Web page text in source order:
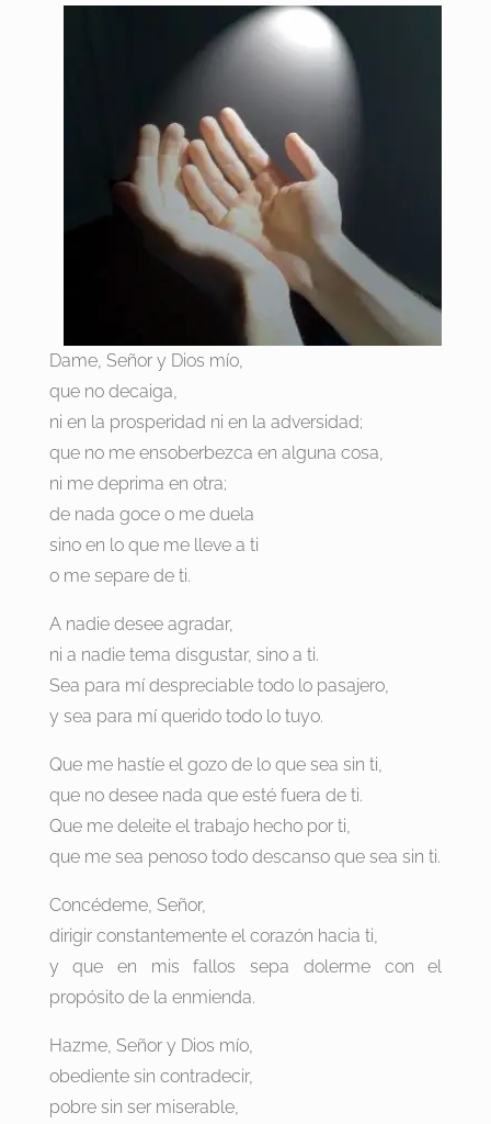
Dame, Señor y Dios mío,
que no decaiga,
ni en la prosperidad ni en la adversidad;
que no me ensoberbezca en alguna cosa,
ni me deprima en otra;
de nada goce o me duela
sino en lo que me lleve a ti
o me separe de ti.
A nadie desee agradar,
ni a nadie tema disgustar, sino a ti.
Sea para mí despreciable todo lo pasajero,
y sea para mí querido todo lo tuyo.
Que me hastíe el gozo de lo que sea sin ti,
que no desee nada que esté fuera de ti.
Que me deleite el trabajo hecho por ti,
que me sea penoso todo descanso que sea sin ti.
Concédeme, Señor,
dirigir constantemente el corazón hacia ti,
y que en mis fallos sepa dolerme con el
propósito de la enmienda.
Hazme, Señor y Dios mío,
obediente sin contradecir,
pobre sin ser miserable,